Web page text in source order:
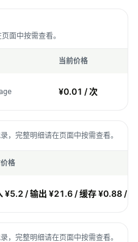
面中按需查看。
当前价格
¥0.01 / 次
，完整明细请在页面中按需查看。
格
¥5.2 / 输出 ¥21.6 / 缓存 ¥0.88 /
，完整明细请在页面中按需查看。